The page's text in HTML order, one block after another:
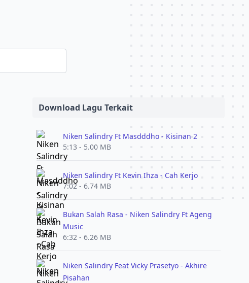
Download Lagu Terkait
Niken Salindry Ft Masdddho - Kisinan 2
5:13 - 5.00 MB
Niken Salindry Ft Kevin Ihza - Cah Kerjo
7:02 - 6.74 MB
Bukan Salah Rasa - Niken Salindry Ft Ageng
Music
6:32 - 6.26 MB
Niken Salindry Feat Vicky Prasetyo - Akhire
Pisahan